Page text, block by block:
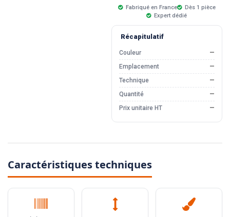
Fabriqué en France
Dès 1 pièce
Expert dédié
Récapitulatif
Couleur
—
Emplacement
—
Technique
—
Quantité
—
Prix unitaire HT
—
Caractéristiques techniques